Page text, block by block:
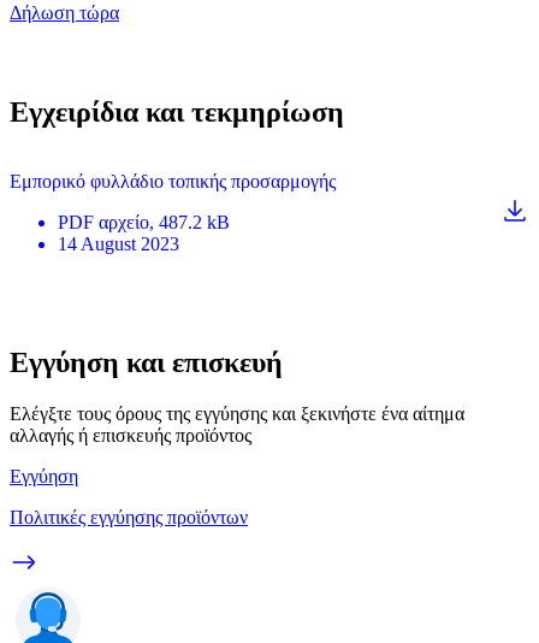
Δήλωση τώρα
Εγχειρίδια και τεκμηρίωση
Εμπορικό φυλλάδιο τοπικής προσαρμογής
PDF αρχείο, 487.2 kB
14 August 2023
Εγγύηση και επισκευή
Ελέγξτε τους όρους της εγγύησης και ξεκινήστε ένα αίτημα
αλλαγής ή επισκευής προϊόντος
Εγγύηση
Πολιτικές εγγύησης προϊόντων